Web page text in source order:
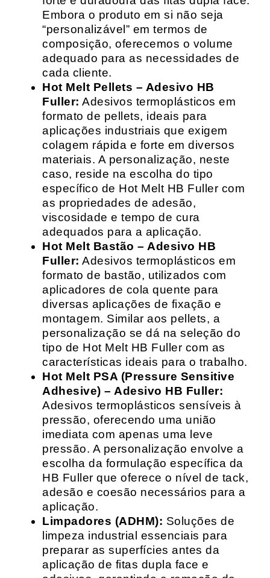
Embora o produto em si não seja
“personalizável” em termos de
composição, oferecemos o volume
adequado para as necessidades de
cada cliente.
Hot Melt Pellets – Adesivo HB
Fuller: Adesivos termoplásticos em
formato de pellets, ideais para
aplicações industriais que exigem
colagem rápida e forte em diversos
materiais. A personalização, neste
caso, reside na escolha do tipo
específico de Hot Melt HB Fuller com
as propriedades de adesão,
viscosidade e tempo de cura
adequados para a aplicação.
Hot Melt Bastão – Adesivo HB
Fuller: Adesivos termoplásticos em
formato de bastão, utilizados com
aplicadores de cola quente para
diversas aplicações de fixação e
montagem. Similar aos pellets, a
personalização se dá na seleção do
tipo de Hot Melt HB Fuller com as
características ideais para o trabalho.
Hot Melt PSA (Pressure Sensitive
Adhesive) – Adesivo HB Fuller:
Adesivos termoplásticos sensíveis à
pressão, oferecendo uma união
imediata com apenas uma leve
pressão. A personalização envolve a
escolha da formulação específica da
HB Fuller que oferece o nível de tack,
adesão e coesão necessários para a
aplicação.
Limpadores (ADHM): Soluções de
limpeza industrial essenciais para
preparar as superfícies antes da
aplicação de fitas dupla face e